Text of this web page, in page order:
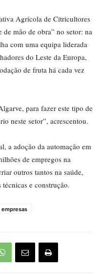
Agrícola de Citricultores
mão de obra” no setor: na
com uma equipa liderada
do Leste da Europa,
de fruta há cada vez
para fazer este tipo de
neste setor”, acrescentou.
a adoção da automação em
de empregos na
outros tantos na saúde,
e construção.
empresas